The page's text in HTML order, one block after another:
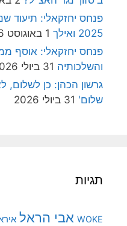
פנחס יחזקאלי: תיעוד
2025 ואילך
1 באוגוסט 2026
פנחס יחזקאלי: אוסף
והשלכותיה 31 ביולי 2026
גרשון הכהן: כן
שלום' 31 ביולי 2026
תגיות
WOKE אבי הראל